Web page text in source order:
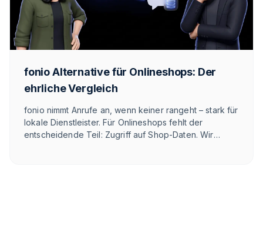
fonio Alternative für Onlineshops: Der
ehrliche Vergleich
fonio nimmt Anrufe an, wenn keiner rangeht – stark für
lokale Dienstleister. Für Onlineshops fehlt der
entscheidende Teil: Zugriff auf Shop-Daten. Wir